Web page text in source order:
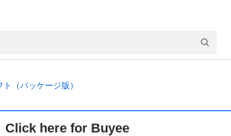
ト（パッケージ版）
Click here for Buyee